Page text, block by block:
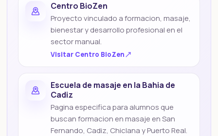
Centro BioZen
Proyecto vinculado a formacion, masaje,
bienestar y desarrollo profesional en el
sector manual.
Visitar Centro BioZen
Escuela de masaje en la Bahia de
Cadiz
Pagina especifica para alumnos que
buscan formacion en masaje en San
Fernando, Cadiz, Chiclana y Puerto Real.